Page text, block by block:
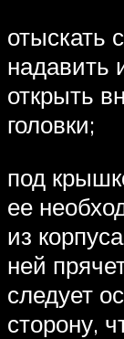
отыскать
надавить
открыть
головки;
под
ее
из
ней
следует
сторону,